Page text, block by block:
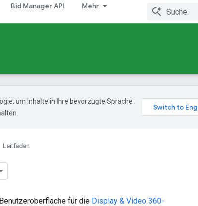
Bid Manager API Mehr
um Inhalte in Ihre bevorzugte Sprache
Leitfäden
für die Display & Video 360-